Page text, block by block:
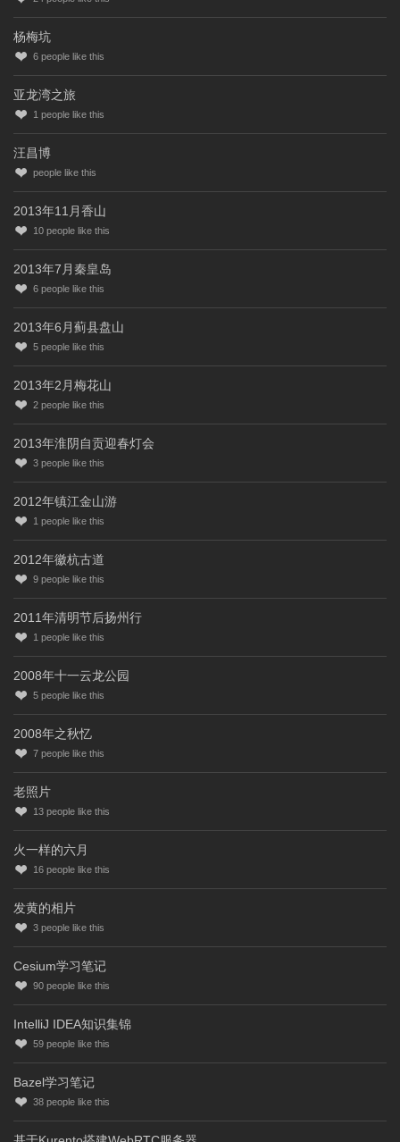
杨梅坑
6 people like this
亚龙湾之旅
1 people like this
汪昌博
people like this
2013年11月香山
10 people like this
2013年7月秦皇岛
6 people like this
2013年6月蓟县盘山
5 people like this
2013年2月梅花山
2 people like this
2013年淮阴自贡迎春灯会
3 people like this
2012年镇江金山游
1 people like this
2012年徽杭古道
9 people like this
2011年清明节后扬州行
1 people like this
2008年十一云龙公园
5 people like this
2008年之秋忆
7 people like this
老照片
13 people like this
火一样的六月
16 people like this
发黄的相片
3 people like this
Cesium学习笔记
90 people like this
IntelliJ IDEA知识集锦
59 people like this
Bazel学习笔记
38 people like this